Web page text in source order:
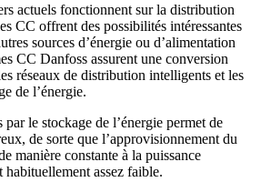
actuels fonctionnent sur la distribution
CC offrent des possibilités intéressantes
sources d’énergie ou d’alimentation
CC Danfoss assurent une conversion
réseaux de distribution intelligents et les
de l’énergie.
par le stockage de l’énergie permet de
de sorte que l’approvisionnement du
manière constante à la puissance
assez faible.